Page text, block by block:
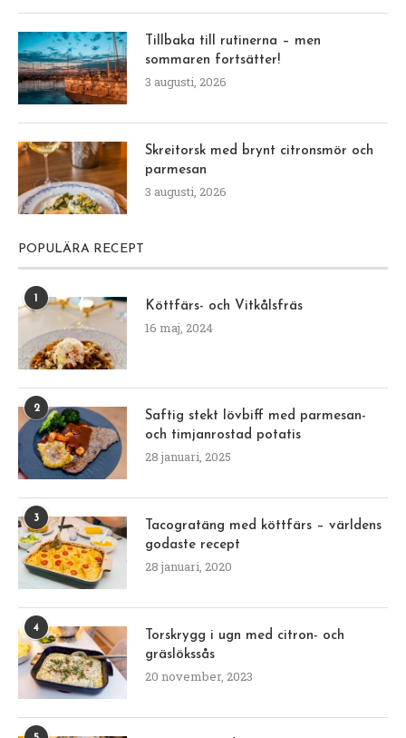
Tillbaka till rutinerna – men
sommaren fortsätter!
3 augusti, 2026
Skreitorsk med brynt citronsmör och
parmesan
3 augusti, 2026
POPULÄRA RECEPT
1
Köttfärs- och Vitkålsfräs
16 maj, 2024
2
Saftig stekt lövbiff med parmesan-
och timjanrostad potatis
28 januari, 2025
3
Tacogratäng med köttfärs – världens
godaste recept
28 januari, 2020
4
Torskrygg i ugn med citron- och
gräslökssås
20 november, 2023